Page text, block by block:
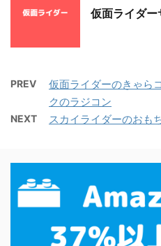
仮面ライダー
PREV
仮面ライダーのきゃら
クのラジコン
NEXT スカイライダーのおも